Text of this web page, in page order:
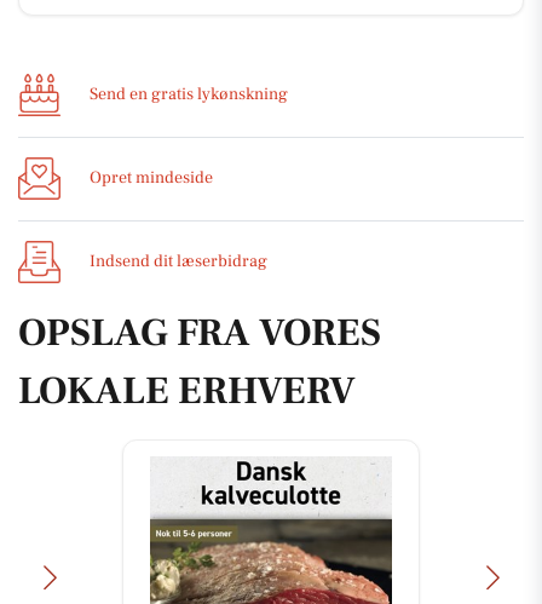
Send en gratis lykønskning
Opret mindeside
Indsend dit læserbidrag
OPSLAG FRA VORES
LOKALE ERHVERV